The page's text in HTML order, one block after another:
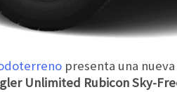
presenta una
Unlimited Rubicon Sky-